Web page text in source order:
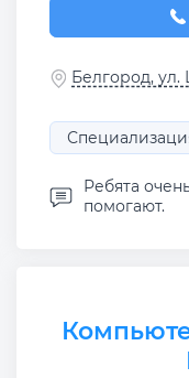
Белгород,
Ребята
помогают.